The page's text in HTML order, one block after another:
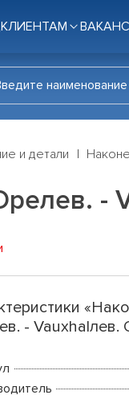
КЛИЕНТАМ
и детали
-
- Vauxhalлев.